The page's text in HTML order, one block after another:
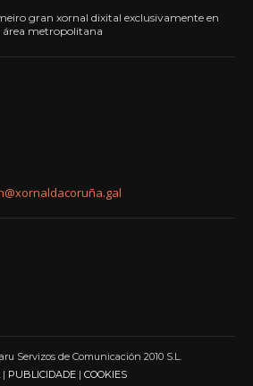
gran xornal dixital exclusivamente en
área metropolitana
Servizos de Comunicación 2010 S.L.
| PUBLICIDADE | COOKIES